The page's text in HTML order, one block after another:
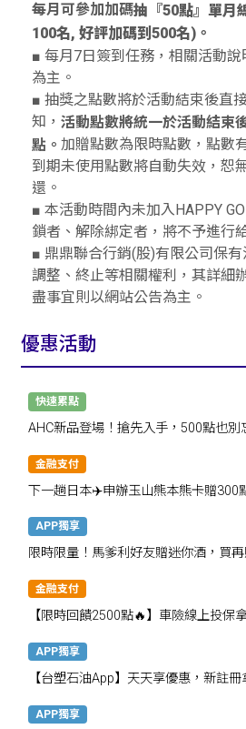
每月可參加加碼抽『50點』單月
100名, 好評加碼到500名) 。
■ 每月7日簽到任務，相關活動
為主。
■ 抽獎之點數將於活動結束後直
知，活動點數將統一於活動結束
點 。加贈點數為限時點數，點數
到期未使用點數將自動失效，恕
還。
■ 本活動時間內未加入HAPPY
鎖者、解除綁定者，將不予進行
■ 鼎鼎聯合行銷(股)有限公司保有
調整、終止等相關權利，其詳細
盡事宜則以網站公告為主。
優惠活動
快速累點
AHC新品登場！搶先入手，500點也別
金融支付
下一趟日本✈️申辦玉山熊本熊卡贈300
APP獨享
限時限量！馬爹利好友贈迷你酒，買
金融支付
【限時回饋2500點🔥】車險線上投保
APP獨享
【台塑石油App】天天享優惠，新註冊
APP獨享